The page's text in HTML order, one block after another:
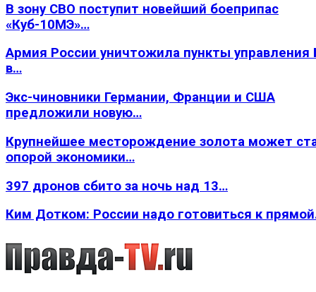
В зону СВО поступит новейший боеприпас
«Куб-10МЭ»…
Армия России уничтожила пункты
в…
Экс-чиновники Германии, Франции и США
предложили новую…
Крупнейшее месторождение золота может
опорой экономики…
397 дронов сбито за ночь над 13…
Ким Дотком: России надо готовиться к